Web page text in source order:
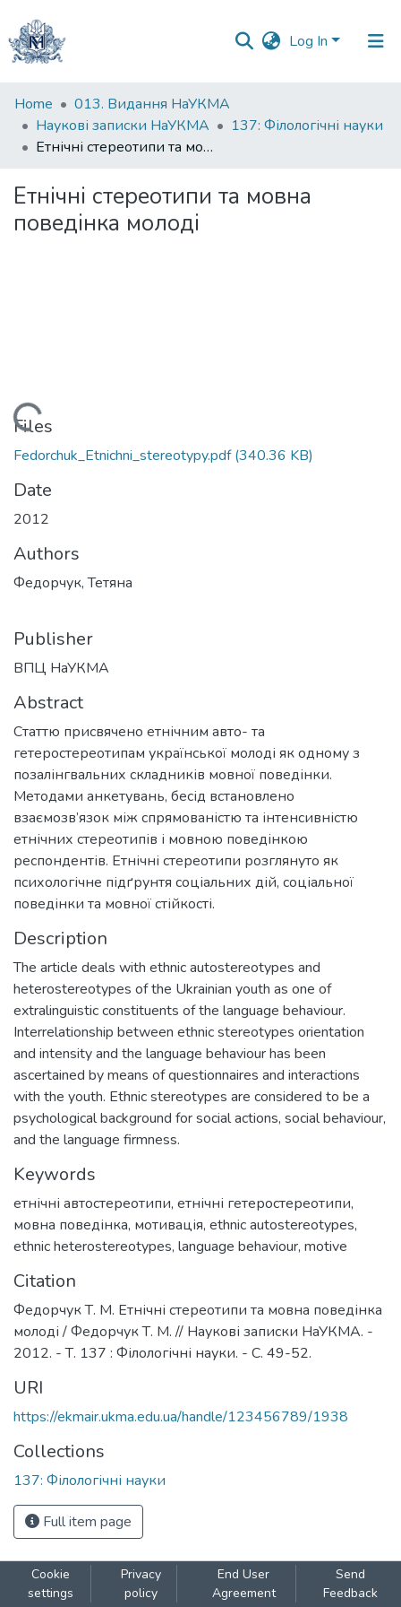
Log In
Communities
&
Collections
Statistics
Home
013. Видання НаУКМА
Наукові записки НаУКМА
137: Філологічні науки
Етнічні стереотипи та мовна поведінка молоді
Етнічні стереотипи та мовна
поведінка молоді
Loading...
Files
Fedorchuk_Etnichni_stereotypy.pdf(340.36 KB)
Date
2012
Authors
Федорчук, Тетяна
Publisher
ВПЦ НаУКМА
Abstract
Статтю присвячено етнічним авто- та
гетеростереотипам української молоді як одному з
позалінгвальних складників мовної поведінки.
Методами анкетувань, бесід встановлено
взаємозв’язок між спрямованістю та інтенсивністю
етнічних стереотипів і мовною поведінкою
респондентів. Етнічні стереотипи розглянуто як
психологічне підґрунтя соціальних дій, соціальної
поведінки та мовної стійкості.
Description
The article deals with ethnic autostereotypes and
heterostereotypes of the Ukrainian youth as one of
extralinguistic constituents of the language behaviour.
Interrelationship between ethnic stereotypes orientation
and intensity and the language behaviour has been
ascertained by means of questionnaires and interactions
with the youth. Ethnic stereotypes are considered to be a
psychological background for social actions, social behaviour,
and the language firmness.
Keywords
етнічні автостереотипи, етнічні гетеростереотипи,
мовна поведінка, мотивація, ethnic autostereotypes,
ethnic heterostereotypes, language behaviour, motive
Citation
Федорчук Т. М. Етнічні стереотипи та мовна поведінка
молоді / Федорчук Т. М. // Наукові записки НаУКМА. -
2012. - Т. 137 : Філологічні науки. - С. 49-52.
URI
https://ekmair.ukma.edu.ua/handle/123456789/1938
Collections
137: Філологічні науки
Full item page
Cookie
settings
Privacy
policy
End User
Agreement
Send
Feedback